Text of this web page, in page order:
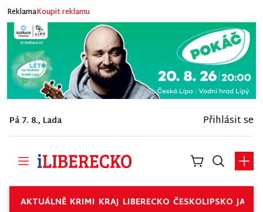
ReklamaKoupit reklamu
Pá 7. 8., Lada Přihlásit se
AKTUÁLNĚ KRIMI KRAJ LIBERECKO ČESKOLIPSKO